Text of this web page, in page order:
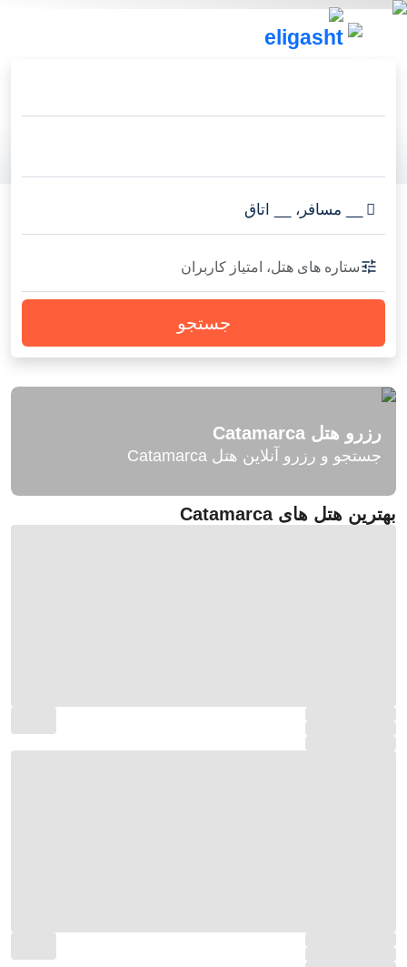
مسافر ، اتاق
ستاره های هتل، امتیاز کاربران
جستجو
رزرو هتل Catamarca
جستجو و رزرو آنلاین هتل Catamarca
بهترین هتل های Catamarca